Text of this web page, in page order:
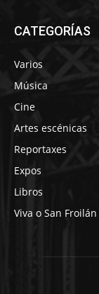
CATEGORÍAS
Varios
Música
Cine
Artes escénicas
Reportaxes
Expos
Libros
Viva o San Froilán